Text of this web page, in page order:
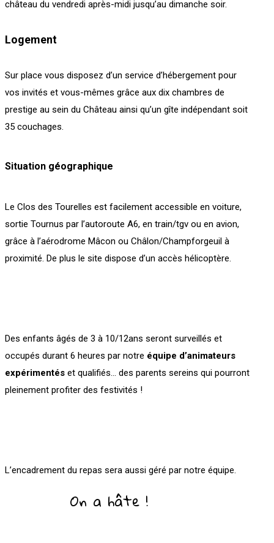
château du vendredi après-midi jusqu’au dimanche soir.
Logement
Sur place vous disposez d’un service d’hébergement pour
vos invités et vous-mêmes grâce aux dix chambres de
prestige au sein du Château ainsi qu’un gîte indépendant soit
35 couchages.
Situation géographique
Le Clos des Tourelles est facilement accessible en voiture,
sortie Tournus par l’autoroute A6, en train/tgv ou en avion,
grâce à l’aérodrome Mâcon ou Châlon/Champforgeuil à
proximité. De plus le site dispose d’un accès hélicoptère.
Des enfants âgés de 3 à 10/12ans seront surveillés et
occupés durant 6 heures par notre équipe d’animateurs
expérimentés et qualifiés… des parents sereins qui pourront
pleinement profiter des festivités !
L’encadrement du repas sera aussi géré par notre équipe.
On a hâte !